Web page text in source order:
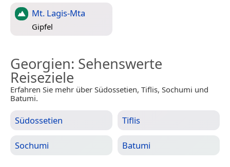
Mt. Lagis-Mta
Gipfel
Georgien: Sehenswerte
Reiseziele
Erfahren Sie mehr über Südossetien, Tiflis, Sochumi und
Batumi.
Südossetien Tiflis
Sochumi Batumi